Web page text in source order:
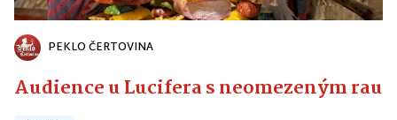
PEKLO ČERTOVINA
Audience u Lucifera s neomezeným